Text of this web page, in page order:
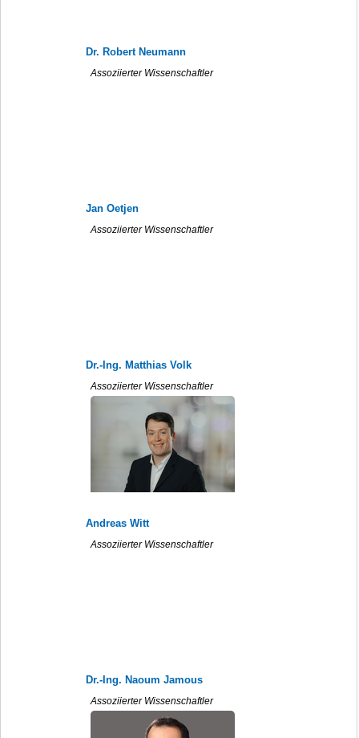
Dr. Robert Neumann
Assoziierter Wissenschaftler
Jan Oetjen
Assoziierter Wissenschaftler
Dr.-Ing. Matthias Volk
Assoziierter Wissenschaftler
Andreas Witt
Assoziierter Wissenschaftler
Dr.-Ing. Naoum Jamous
Assoziierter Wissenschaftler